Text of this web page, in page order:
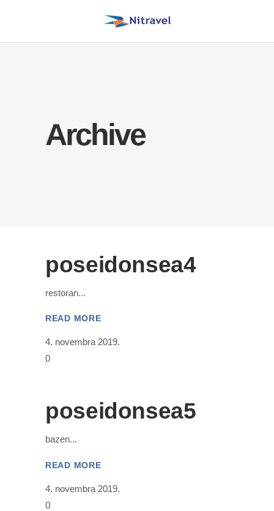
Archive
poseidonsea4
restoran
READ MORE
4. novembra 2019.
0
poseidonsea5
bazen
READ MORE
4. novembra 2019.
0